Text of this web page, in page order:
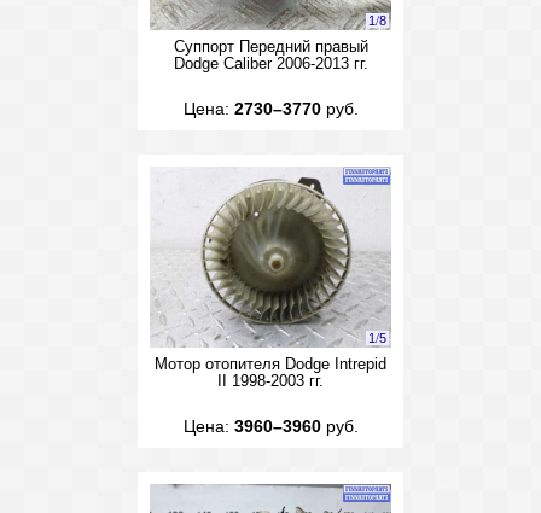
1/8
Суппорт Передний правый
Dodge Caliber 2006-2013 гг.
Цена: 2730–3770руб.
1/5
Мотор отопителя Dodge Intrepid
II 1998-2003 гг.
Цена: 3960–3960руб.